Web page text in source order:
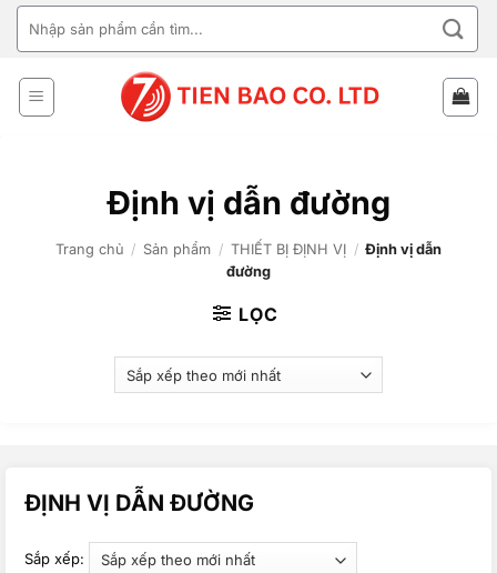
Bỏ
dung
KIẾM:
Định vị dẫn đường
Trang chủ / Sản phẩm / THIẾT BỊ ĐỊNH VỊ / Định vị dẫn
đường
LỌC
ĐỊNH VỊ DẪN ĐƯỜNG
Sắp xếp: